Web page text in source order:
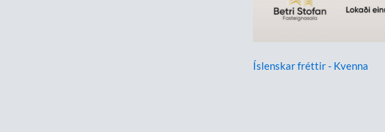
Íslenskar fréttir - Kvenna